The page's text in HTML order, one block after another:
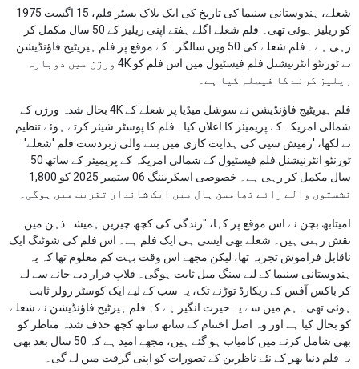
شعلے، ہندوستانی سنیما کی تاریخ کی ایک بلاک بسٹر فلم، 15 اگست 1975
کو ریلیز ہوئی تھی۔ فلم شعلے اگلے ہفتے اپنی ریلیز کے 50 سال مکمل کر
رہی ہے۔ فلم شعلے کی 50 ویں سالگرہ کے موقع پر فلم ہیریٹیج فاؤنڈیشن
نے ٹورنٹو انٹرنیشنل فلم فیسٹیول میں اس فلم کو 4K ورژن میں دوبارہ
ریلیز کرنے کا فیصلہ کیا ہے۔
فلم ہیریٹیج فاؤنڈیشن نے سوشل میڈیا پر شعلے کے 4K بحال شدہ ورژن کے
شمالی امریکہ کے پریمیئر کا اعلان کیا۔ فلم کا پوسٹر شیئر کرتے ہوئے تنظیم
نے لکھا، 'رمیش سپی کی ہدایت کاری میں بننے والی زبردست فلم 'شعلے'
ٹورنٹو انٹرنیشنل فلم فیسٹیول کے شمالی امریکہ کے پریمیئر کے ساتھ 50
سال مکمل کر رہی ہے۔ خصوصی اسکریننگ 06 ستمبر 2025 کو 1,800
نشستوں والے رائے تھامسن ہال میں ایک شاندار تقریب میں ہوگی۔
امیتابھ بچن نے اس موقع پر کہا، "زندگی کی کچھ چیزیں ہمیشہ ذہن میں
نقش رہتی ہیں۔ شعلے بھی ایسی ہی ایک فلم ہے۔ اس فلم کی شوٹنگ ایک
ناقابل فراموش تجربہ تھا، لیکن مجھے اس وقت بہت کم معلوم تھا کہ یہ
ہندوستانی سنیما کے لیے سنگ میل ثابت ہوگی۔ فلاپ قرار دیے جانے سے لے
کر باکس آفس کے ریکارڈ توڑنے تک، یہ سب کے لیے ایک کوسٹر رولر ثابت
ہوئی تھی۔ ہم میں سے یہ حیرت انگیز ہے کہ فلم ہیرٹیج فاؤنڈیشن نے شعلے
کو بحال کیا ہے اور وہ اصل اختتام کے ساتھ ساتھ کچھ حذف شدہ مناظر کو
بھی شامل کرنے میں کامیاب ہو گئے ہیں، مجھے امید ہے کہ 50 سال بعد بھی
یہ فلم دنیا بھر کے نئے ناظرین کے تصورات کو اپنی گرفت میں لے گی۔